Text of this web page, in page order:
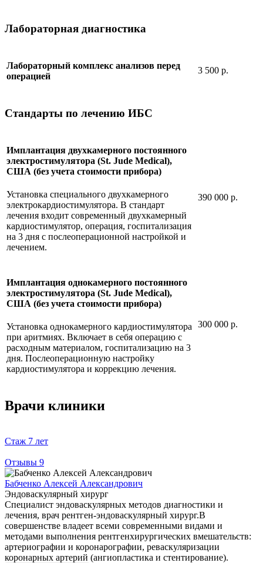
Лабораторная диагностика
Лабораторный комплекс анализов перед
операцией
3 500 р.
Стандарты по лечению ИБС
Имплантация двухкамерного постоянного
электростимулятора (St. Jude Medical),
США (без учета стоимости прибора)
Установка специального двухкамерного
электрокардиостимулятора. В стандарт
лечения входит современный двухкамерный
кардиостимулятор, операция, госпитализация
на 3 дня с послеоперационной настройкой и
лечением.
390 000 р.
Имплантация однокамерного постоянного
электростимулятора (St. Jude Medical),
США (без учета стоимости прибора)
Установка однокамерного кардиостимулятора
при аритмиях. Включает в себя операцию с
расходным материалом, госпитализацию на 3
дня. Послеоперационную настройку
кардиостимулятора и коррекцию лечения.
300 000 р.
Врачи клиники
Стаж 7 лет
Отзывы 9
Бабченко Алексей Александрович
Эндоваскулярный хирург
Специалист эндоваскулярных методов диагностики и
лечения, врач рентген-эндоваскулярный хирург.В
совершенстве владеет всеми современными видами и
методами выполнения рентгенхирургических вмешательств:
артериографии и коронарографии, реваскуляризации
коронарных артерий (ангиопластика и стентирование).